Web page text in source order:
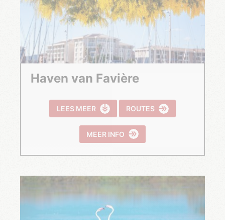
Haven van Favière
LEES MEER ROUTES
MEER INFO